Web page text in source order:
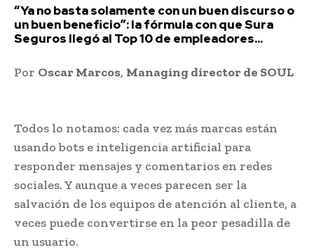
“Ya no basta solamente con un buen discurso o
un buen beneficio”: la fórmula con que Sura
Seguros llegó al Top 10 de empleadores...
Por Oscar Marcos, Managing director de SOUL
Todos lo notamos: cada vez más marcas están
usando bots e inteligencia artificial para
responder mensajes y comentarios en redes
sociales. Y aunque a veces parecen ser la
salvación de los equipos de atención al cliente, a
veces puede convertirse en la peor pesadilla de
un usuario.